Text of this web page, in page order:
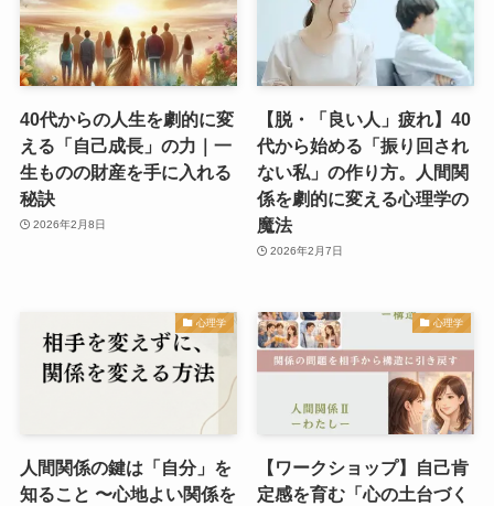
40代からの人生を劇的に変
える「自己成長」の力｜一
生ものの財産を手に入れる
秘訣
2026年2月8日
【脱・「良い人」疲れ】40
代から始める「振り回され
ない私」の作り方。人間関
係を劇的に変える心理学の
魔法
2026年2月7日
心理学
人間関係の鍵は「自分」を
知ること 〜心地よい関係を
心理学
【ワークショップ】自己肯
定感を育む「心の土台づく